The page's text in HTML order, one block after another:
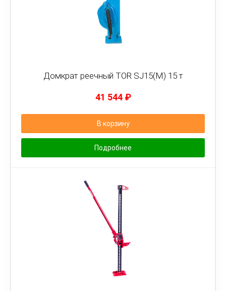
Домкрат реечный TOR SJ15(M) 15 т
41 544 ₽
В корзину
Подробнее